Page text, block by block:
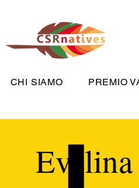
CHI SIAMO PREMIO